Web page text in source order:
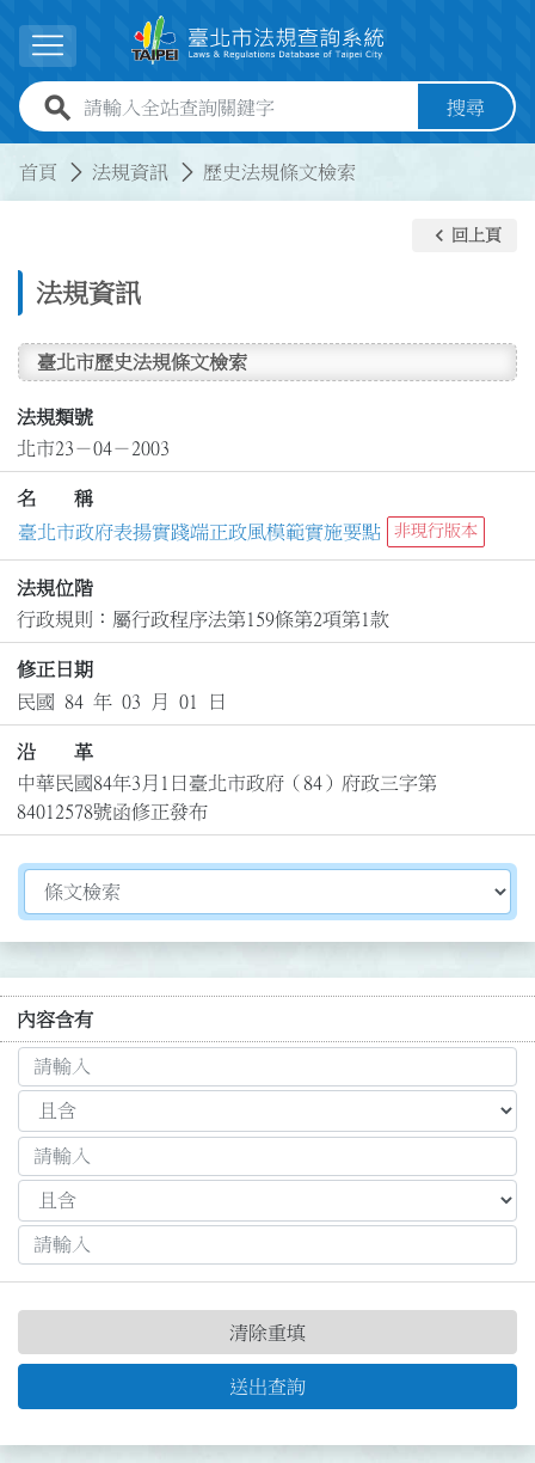
展開選單
全站查詢關鍵字欄位 搜尋
首頁 法規資訊 歷史法規條文檢索
法規資訊
keyboard_arrow_left 回上頁
臺北市歷史法規條文檢索
法規類號
北市23－04－2003
名 稱
臺北市政府表揚實踐端正政風模範實施要點
非現行版本
法規位階
行政規則：屬行政程序法第159條第2項第1款
修正日期
民國 84 年 03 月 01 日
沿 革
中華民國84年3月1日臺北市政府（84）府政三字第
84012578號函修正發布
切換選擇法規資訊內容
內容含有
送出查詢
清除重填